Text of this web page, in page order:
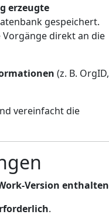
erzeugte
gespeichert.
Vorgänge direkt an die
(z. B. OrgID,
vereinfacht die
Version enthalten
.